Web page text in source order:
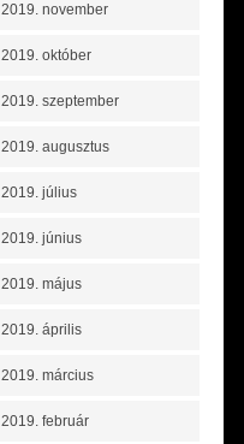
2019. november
2019. október
2019. szeptember
2019. augusztus
2019. július
2019. június
2019. május
2019. április
2019. március
2019. február